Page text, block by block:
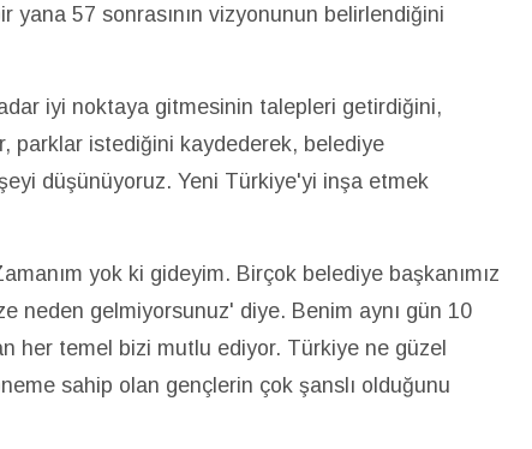
yana 57 sonrasının vizyonunun belirlendiğini
iyi noktaya gitmesinin talepleri getirdiğini,
parklar istediğini kaydederek, belediye
düşünüyoruz. Yeni Türkiye'yi inşa etmek
yok ki gideyim. Birçok belediye başkanımız
neden gelmiyorsunuz' diye. Benim aynı gün 10
her temel bizi mutlu ediyor. Türkiye ne güzel
sahip olan gençlerin çok şanslı olduğunu